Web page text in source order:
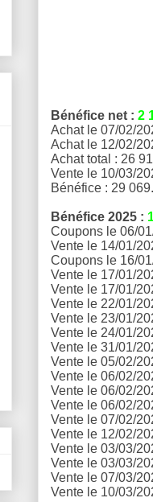
Bénéfice net : 2
Achat le 07/02/
Achat le 12/02/
Achat total : 26
Vente le 10/03/
Bénéfice : 29
Bénéfice 2025 :
Coupons le 06/
Vente le 14/01/
Coupons le 16/
Vente le 17/01/
Vente le 17/01/
Vente le 22/01/
Vente le 23/01/
Vente le 24/01/
Vente le 31/01/
Vente le 05/02/
Vente le 06/02/
Vente le 06/02/
Vente le 06/02/
Vente le 07/02/
Vente le 12/02/
Vente le 03/03/
Vente le 03/03/
Vente le 07/03/
Vente le 10/03/